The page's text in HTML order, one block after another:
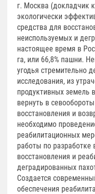
г. Москва (докладчик
экологически
средства для
неиспользуемых и
настоящее время в
га, или 66,8% пашни.
угодья стремительно
исследования, из
продуктивных земель
вернуть в
восстановления и
необходимо
реабилитационных
работы по разработке
восстановления и
деградированных
Создается
обеспечения